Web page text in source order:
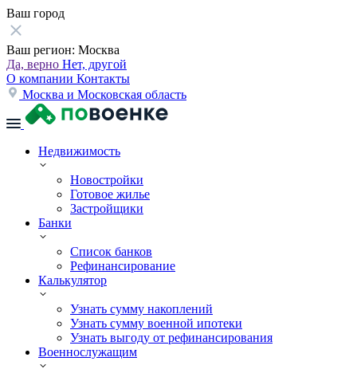
Ваш город
Ваш регион: Москва
Да, верно Нет, другой
О компании Контакты
Москва и Московская область
Недвижимость
Новостройки
Готовое жилье
Застройщики
Банки
Список банков
Рефинансирование
Калькулятор
Узнать сумму накоплений
Узнать сумму военной ипотеки
Узнать выгоду от рефинансирования
Военнослужащим